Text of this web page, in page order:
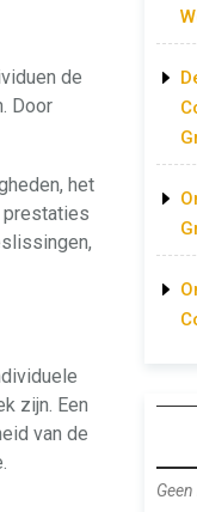
de
Door
het
prestaties
zijn. Een
van de